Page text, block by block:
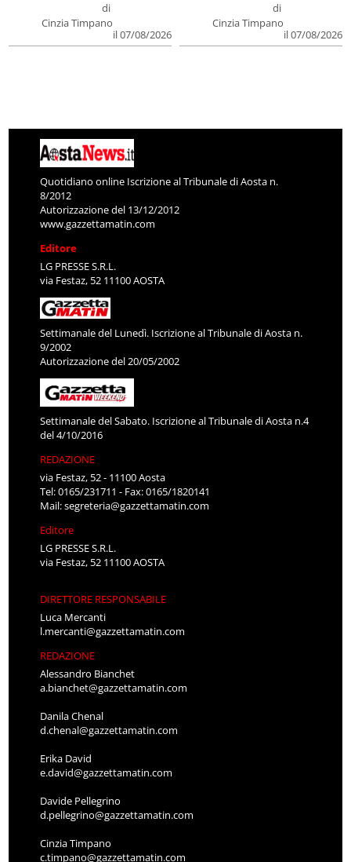
di
Cinzia Timpano
il 07/08/2026
di
Cinzia Timpano
il 07/08/2026
Quotidiano online Iscrizione al Tribunale di Aosta n.
8/2012
Autorizzazione del 13/12/2012
www.gazzettamatin.com
Editore
LG PRESSE S.R.L.
via Festaz, 52 11100 AOSTA
Settimanale del Lunedì. Iscrizione al Tribunale di Aosta n.
9/2002
Autorizzazione del 20/05/2002
Settimanale del Sabato. Iscrizione al Tribunale di Aosta n.4
del 4/10/2016
REDAZIONE
via Festaz, 52 - 11100 Aosta
Tel: 0165/231711 - Fax: 0165/1820141
Mail:segreteria@gazzettamatin.com
Editore
LG PRESSE S.R.L.
via Festaz, 52 11100 AOSTA
DIRETTORE RESPONSABILE
Luca Mercanti
l.mercanti@gazzettamatin.com
REDAZIONE
Alessandro Bianchet
a.bianchet@gazzettamatin.com
Danila Chenal
d.chenal@gazzettamatin.com
Erika David
e.david@gazzettamatin.com
Davide Pellegrino
d.pellegrino@gazzettamatin.com
Cinzia Timpano
c.timpano@gazzettamatin.com